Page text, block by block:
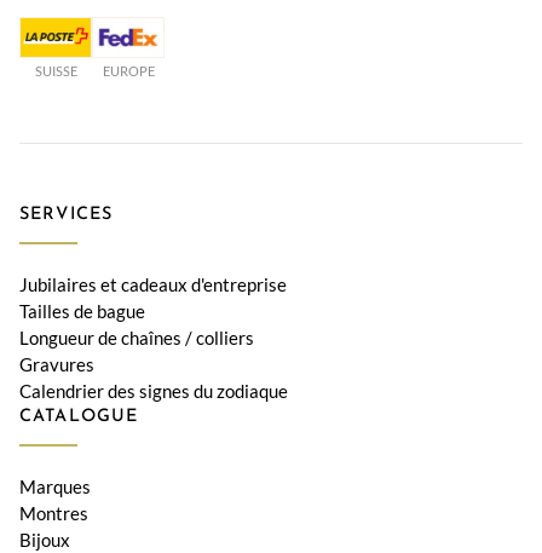
SUISSE EUROPE
SERVICES
Jubilaires et cadeaux d'entreprise
Tailles de bague
Longueur de chaînes / colliers
Gravures
Calendrier des signes du zodiaque
CATALOGUE
Marques
Montres
Bijoux